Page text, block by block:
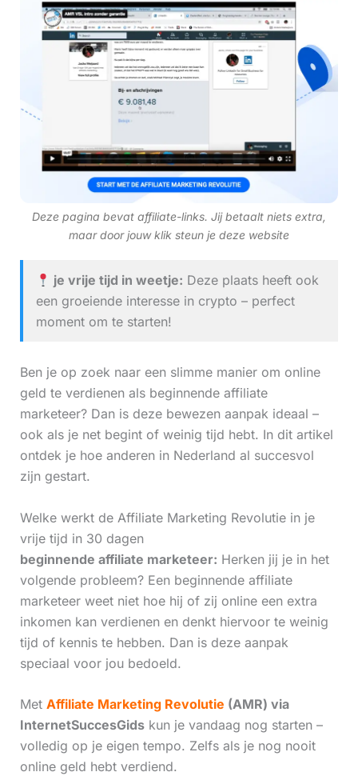
Deze pagina bevat affiliate-links. Jij betaalt niets extra,
maar door jouw klik steun je deze website
je vrije tijd in weetje: Deze plaats heeft ook
een groeiende interesse in crypto – perfect
moment om te starten!
Ben je op zoek naar een slimme manier om online
geld te verdienen als beginnende affiliate
marketeer? Dan is deze bewezen aanpak ideaal –
ook als je net begint of weinig tijd hebt. In dit artikel
ontdek je hoe anderen in Nederland al succesvol
zijn gestart.
Welke werkt de Affiliate Marketing Revolutie in je
vrije tijd in 30 dagen
beginnende affiliate marketeer: Herken jij je in het
volgende probleem? Een beginnende affiliate
marketeer weet niet hoe hij of zij online een extra
inkomen kan verdienen en denkt hiervoor te weinig
tijd of kennis te hebben. Dan is deze aanpak
speciaal voor jou bedoeld.
Met Affiliate Marketing Revolutie (AMR) via
InternetSuccesGidskun je vandaag nog starten –
volledig op je eigen tempo. Zelfs als je nog nooit
online geld hebt verdiend.